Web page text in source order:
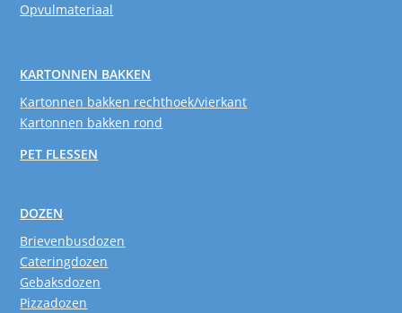
Opvulmateriaal
KARTONNEN BAKKEN
Kartonnen bakken rechthoek/vierkant
Kartonnen bakken rond
PET FLESSEN
DOZEN
Brievenbusdozen
Cateringdozen
Gebaksdozen
Pizzadozen